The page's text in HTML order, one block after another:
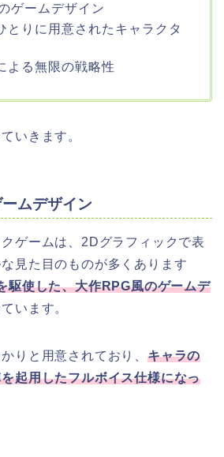
ゲームデザイン
とりに用意されたキャラクタ
よる無限の戦略性
いきます。
ムデザイン
ゲームは、2Dグラフィックで表
見た目のものが多くあります
駆使した、大作RPG風のゲームデ
います。
りと用意されており、 キャラの
起用したフルボイス仕様になっ